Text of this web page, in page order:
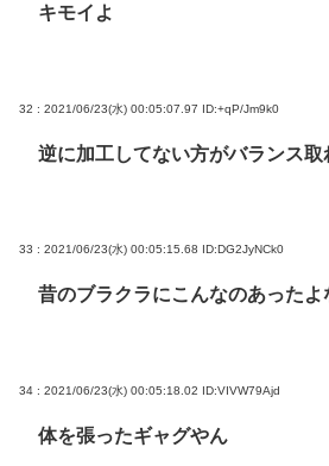
キモイよ
32 : 2021/06/23(水) 00:05:07.97 ID:+qP/Jm9k0
逆に加工してない方がバランス
33 : 2021/06/23(水) 00:05:15.68 ID:DG2JyNCk0
昔のブラクラにこんなのあったよ
34 : 2021/06/23(水) 00:05:18.02 ID:VIVW79Ajd
体を張ったギャグやん